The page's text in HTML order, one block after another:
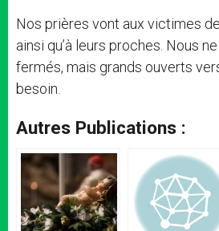
Nos prières vont aux victimes
ainsi qu’à leurs proches. Nous
fermés, mais grands ouverts
besoin.
Autres Publications :